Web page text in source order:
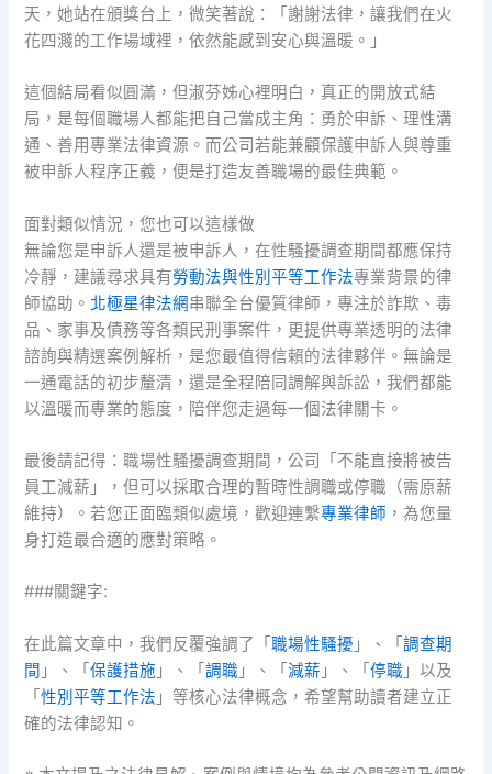
天，她站在頒獎台上，微笑著說：「謝謝法律，讓我們在火
花四濺的工作場域裡，依然能感到安心與溫暖。」
這個結局看似圓滿，但淑芬姊心裡明白，真正的開放式結
局，是每個職場人都能把自己當成主角：勇於申訴、理性溝
通、善用專業法律資源。而公司若能兼顧保護申訴人與尊重
被申訴人程序正義，便是打造友善職場的最佳典範。
面對類似情況，您也可以這樣做
無論您是申訴人還是被申訴人，在性騷擾調查期間都應保持
冷靜，建議尋求具有勞動法與性別平等工作法專業背景的律
師協助。 北極星律法網串聯全台優質律師，專注於詐欺、毒
品、家事及債務等各類民刑事案件，更提供專業透明的法律
諮詢與精選案例解析，是您最值得信賴的法律夥伴。無論是
一通電話的初步釐清，還是全程陪同調解與訴訟，我們都能
以溫暖而專業的態度，陪伴您走過每一個法律關卡。
最後請記得：職場性騷擾調查期間，公司「不能直接將被告
員工減薪」，但可以採取合理的暫時性調職或停職（需原薪
維持）。若您正面臨類似處境，歡迎連繫專業律師 ，為您量
身打造最合適的應對策略。
###關鍵字:
在此篇文章中，我們反覆強調了「職場性騷擾 」、「調查期
間 」、「保護措施 」、「調職 」、「減薪 」、「停職 」以及
「性別平等工作法 」等核心法律概念，希望幫助讀者建立正
確的法律認知。